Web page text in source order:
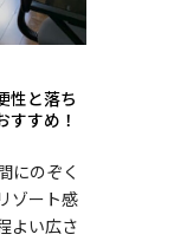
性と落ち
すめ！
にのぞく
ゾート感
よい広さ